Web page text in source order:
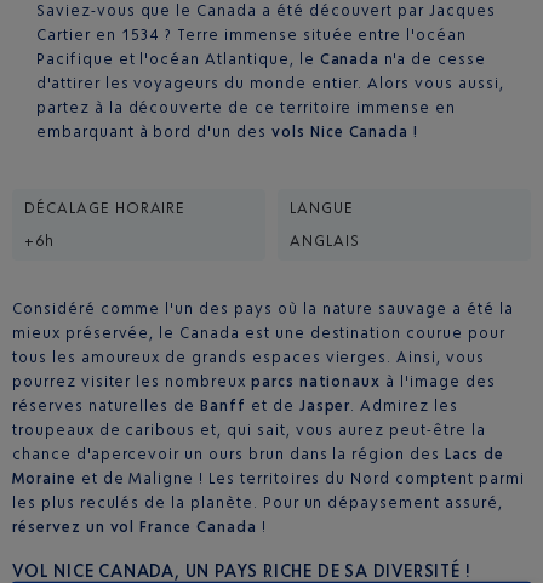
Saviez-vous que le Canada a été découvert par Jacques
Cartier en 1534 ? Terre immense située entre l'océan
Pacifique et l'océan Atlantique, le Canada n'a de cesse
d'attirer les voyageurs du monde entier. Alors vous aussi,
partez à la découverte de ce territoire immense en
embarquant à bord d'un des vols Nice Canada !
DÉCALAGE HORAIRE
+6h
LANGUE
ANGLAIS
Considéré comme l'un des pays où la nature sauvage a été la
mieux préservée, le Canada est une destination courue pour
tous les amoureux de grands espaces vierges. Ainsi, vous
pourrez visiter les nombreux parcs nationaux à l'image des
réserves naturelles deBanff et de Jasper. Admirez les
troupeaux de caribous et, qui sait, vous aurez peut-être la
chance d'apercevoir un ours brun dans la région des Lacs de
Moraine et de Maligne ! Les territoires du Nord comptent parmi
les plus reculés de la planète. Pour un dépaysement assuré,
réservez un vol France Canada !
VOL NICE CANADA, UN PAYS RICHE DE SA DIVERSITÉ !